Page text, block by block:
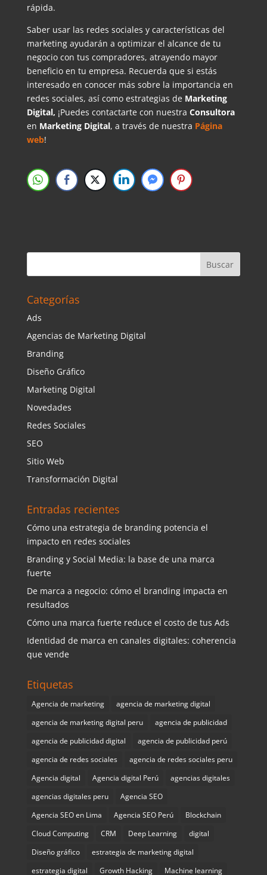
rápida.
Saber usar las redes sociales y características del
marketing ayudarán a optimizar el alcance de tu
negocio con tus compradores, atrayendo mayor
beneficio en tu empresa. Recuerda que si estás
interesado en conocer más sobre la importancia en
redes sociales, así como estrategias de Marketing
Digital, ¡Puedes contactarte con nuestra Consultora
en Marketing Digital, a través de nuestra Página
web!
Categorías
Ads
Agencias de Marketing Digital
Branding
Diseño Gráfico
Marketing Digital
Novedades
Redes Sociales
SEO
Sitio Web
Transformación Digital
Entradas recientes
Cómo una estrategia de branding potencia el
impacto en redes sociales
Branding y Social Media: la base de una marca
fuerte
De marca a negocio: cómo el branding impacta en
resultados
Cómo una marca fuerte reduce el costo de tus Ads
Identidad de marca en canales digitales: coherencia
que vende
Etiquetas
Agencia de marketing
agencia de marketing digital
agencia de marketing digital peru
agencia de publicidad
agencia de publicidad digital
agencia de publicidad perú
agencia de redes sociales
agencia de redes sociales peru
Agencia digital
Agencia digital Perú
agencias digitales
agencias digitales peru
Agencia SEO
Agencia SEO en Lima
Agencia SEO Perú
Blockchain
Cloud Computing
CRM Deep Learning
digital
Diseño gráfico
estrategia de marketing digital
estrategia digital
Growth Hacking Machine learning